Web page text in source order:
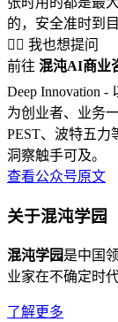
的，安全准时到
🙋‍♂️ 我也想提问
前往 混沌AI商业
Deep Innovation
为创业者、业务
PEST、波特五
洞察触手可及。
查看公众号原文
关于混沌学园
混沌学园是中国
业家在不确定时
了解更多